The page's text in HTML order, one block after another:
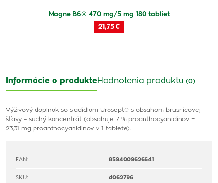
Magne B6® 470 mg/5 mg 180 tabliet
21,75 €
Informácie o produkteHodnotenia produktu (0)
Výživový doplnok so sladidlom Urosept® s obsahom brusnicovej
šťavy – suchý koncentrát (obsahuje 7 % proanthocyanidinov =
23,31 mg proanthocyanidinov v 1 tablete).
EAN: 8594009626641
SKU: d062796